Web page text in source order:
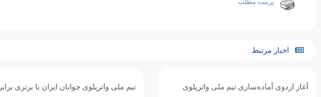
پرینت مطلب
اخبار مرتبط
آغاز اردوی آماده‌سازی تیم ملی واترپلوی
تیم ملی واترپلوی جوانان ایران با برتری برابر